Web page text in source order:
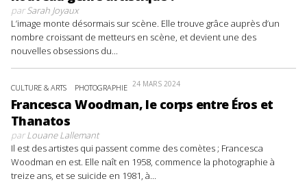
parSarah Joyaux
L’image monte désormais sur scène. Elle trouve grâce auprès d’un
nombre croissant de metteurs en scène, et devient une des
nouvelles obsessions du...
CULTURE & ARTS PHOTOGRAPHIE 24 MARS 2024
Francesca Woodman, le corps entre Éros et
Thanatos
parLouane Lallemant
Il est des artistes qui passent comme des comètes ; Francesca
Woodman en est. Elle naît en 1958, commence la photographie à
treize ans, et se suicide en 1981, à...